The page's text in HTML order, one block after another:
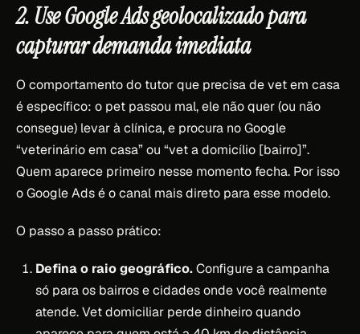
2. Use Google Ads geolocalizado para
capturar demanda imediata
O comportamento do tutor que precisa de vet em casa
é específico: o pet passou mal, ele não quer (ou não
consegue) levar à clínica, e procura no Google
“veterinário em casa” ou “vet a domicílio [bairro]”.
Quem aparece primeiro nesse momento fecha. Por isso
o Google Ads é o canal mais direto para esse modelo.
O passo a passo prático:
Defina o raio geográfico.Configure a campanha
só para os bairros e cidades onde você realmente
atende. Vet domiciliar perde dinheiro quando